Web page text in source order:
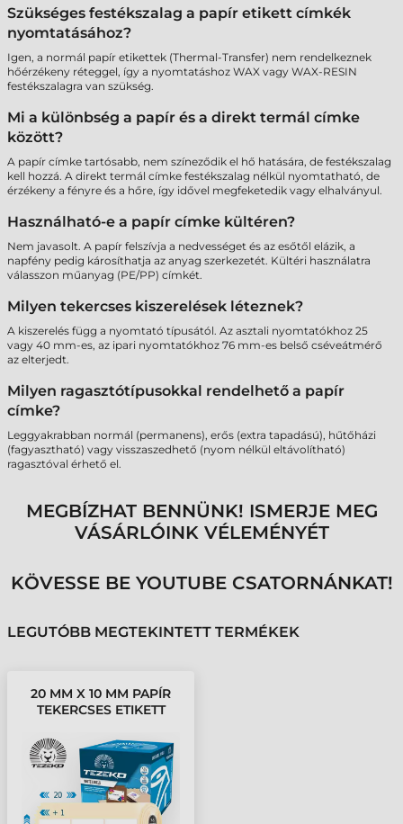
Szükséges festékszalag a papír etikett címkék
nyomtatásához?
Igen, a normál papír etikettek (Thermal-Transfer) nem rendelkeznek
hőérzékeny réteggel, így a nyomtatáshoz WAX vagy WAX-RESIN
festékszalagra van szükség.
Mi a különbség a papír és a direkt termál címke
között?
A papír címke tartósabb, nem színeződik el hő hatására, de festékszalag
kell hozzá. A direkt termál címke festékszalag nélkül nyomtatható, de
érzékeny a fényre és a hőre, így idővel megfeketedik vagy elhalványul.
Használható-e a papír címke kültéren?
Nem javasolt. A papír felszívja a nedvességet és az esőtől elázik, a
napfény pedig károsíthatja az anyag szerkezetét. Kültéri használatra
válasszon műanyag (PE/PP) címkét.
Milyen tekercses kiszerelések léteznek?
A kiszerelés függ a nyomtató típusától. Az asztali nyomtatókhoz 25
vagy 40 mm-es, az ipari nyomtatókhoz 76 mm-es belső cséveátmérő
az elterjedt.
Milyen ragasztótípusokkal rendelhető a papír
címke?
Leggyakrabban normál (permanens), erős (extra tapadású), hűtőházi
(fagyasztható) vagy visszaszedhető (nyom nélkül eltávolítható)
ragasztóval érhető el.
MEGBÍZHAT BENNÜNK! ISMERJE MEG
VÁSÁRLÓINK VÉLEMÉNYÉT
KÖVESSE BE YOUTUBE CSATORNÁNKAT!
LEGUTÓBB MEGTEKINTETT TERMÉKEK
20 MM X 10 MM PAPÍR
TEKERCSES ETIKETT
CÍMKE/TEKERCS )